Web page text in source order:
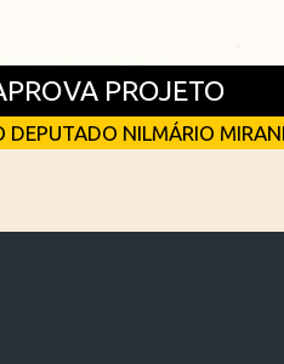
PROJETO
DEPUTADO NILMÁRIO